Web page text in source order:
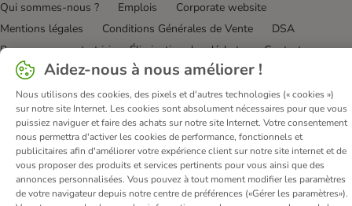
Qui sommes-nous ? Emplois
Corporate website
Mentions légales
Conditions Générales de Vente
DSA
Renoncer au contrat ici
Élimination des déchets
Contact
Frais et délai de livraison
Confidentialité
Moyens de paiement
Virement bancaire
Déclaration d'accessibilité
© zooplus SE 2026
Aidez-nous à nous améliorer !
Nous utilisons des cookies, des pixels et d'autres technologies (« cookies »)
sur notre site Internet. Les cookies sont absolument nécessaires pour que vous
puissiez naviguer et faire des achats sur notre site Internet. Votre consentement
nous permettra d'activer les cookies de performance, fonctionnels et
publicitaires afin d'améliorer votre expérience client sur notre site internet et de
vous proposer des produits et services pertinents pour vous ainsi que des
annonces personnalisées. Vous pouvez à tout moment modifier les paramètres
de votre navigateur depuis notre centre de préférences («Gérer les paramètres»).